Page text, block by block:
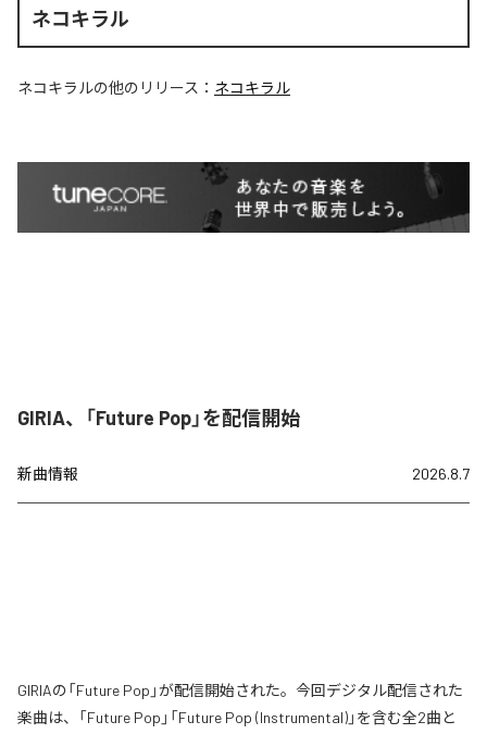
ネコキラル
ネコキラルの他のリリース： ネコキラル
GIRIA、「Future Pop」を配信開始
新曲情報 2026.8.7
GIRIAの「Future Pop」が配信開始された。今回デジタル配信された
楽曲は、「Future Pop」「Future Pop (Instrumental)」を含む全2曲と